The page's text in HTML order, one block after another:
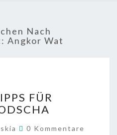
Nach
Angkor Wat
FÜR
KAMBODSCHA
FÜR
Kommentare
0 Kommentare